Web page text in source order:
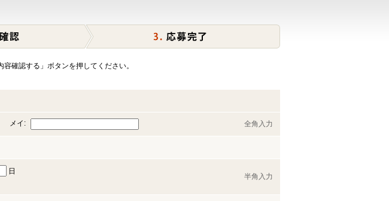
確認する」ボタンを押してください。
メイ: 全角入力
日
半角入力